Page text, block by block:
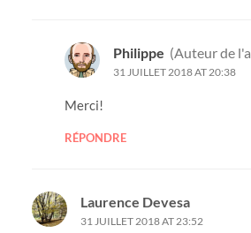
Philippe (Auteur de
31 JUILLET 2018 AT 20:38
Merci!
RÉPONDRE
Laurence Devesa
31 JUILLET 2018 AT 23:52